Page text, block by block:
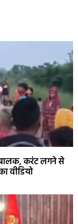
बालक, करंट लगने से
वीडियो